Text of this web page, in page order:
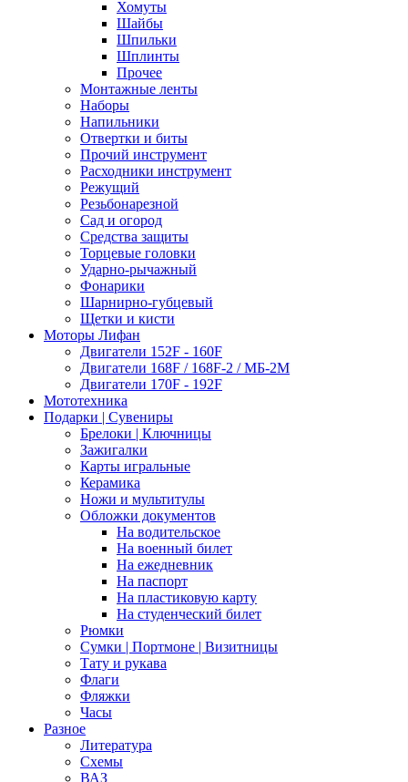
Хомуты
Шайбы
Шпильки
Шплинты
Прочее
Монтажные ленты
Наборы
Напильники
Отвертки и биты
Прочий инструмент
Расходники инструмент
Режущий
Резьбонарезной
Сад и огород
Средства защиты
Торцевые головки
Ударно-рычажный
Фонарики
Шарнирно-губцевый
Щетки и кисти
Моторы Лифан
Двигатели 152F - 160F
Двигатели 168F / 168F-2 / МБ-2М
Двигатели 170F - 192F
Мототехника
Подарки | Сувениры
Брелоки | Ключницы
Зажигалки
Карты игральные
Керамика
Ножи и мультитулы
Обложки документов
На водительское
На военный билет
На ежедневник
На паспорт
На пластиковую карту
На студенческий билет
Рюмки
Сумки | Портмоне | Визитницы
Тату и рукава
Флаги
Фляжки
Часы
Разное
Литература
Схемы
ВАЗ